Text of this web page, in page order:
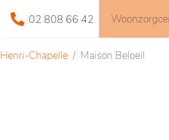
02 808 66 42
Henri-Chapelle Maison Beloeil